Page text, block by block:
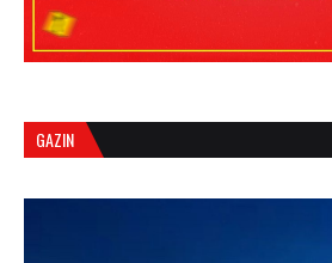
GAZIN